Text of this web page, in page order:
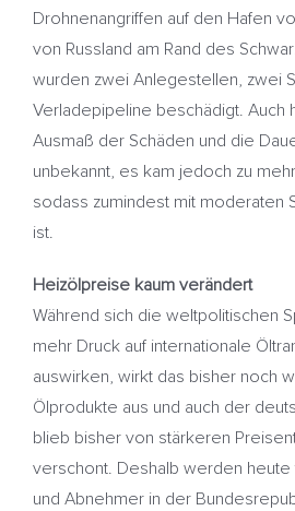
Drohnenangriffen auf den Hafen
von Russland am Rand des
wurden zwei Anlegestellen, zwei
Verladepipeline beschädigt. Auch
Ausmaß der Schäden und die
unbekannt, es kam jedoch zu
sodass zumindest mit moderaten
ist.
Heizölpreise kaum verändert
Während sich die weltpolitischen
mehr Druck auf internationale
auswirken, wirkt das bisher noch
Ölprodukte aus und auch der
blieb bisher von stärkeren
verschont. Deshalb werden heute
und Abnehmer in der